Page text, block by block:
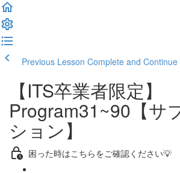
Previous Lesson Complete and Continue
【ITS卒業者限定】
Program31~90【サ
ション】
困った時はこちらをご確認ください💡